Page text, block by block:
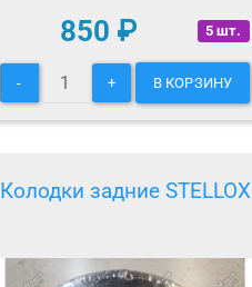
5 шт.
850 ₽
- + В КОРЗИНУ
Колодки задние STELLOX